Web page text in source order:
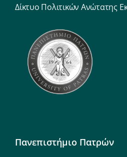
Δίκτυο Πολιτικών Ανώτατης
Πανεπιστήμιο Πατρών